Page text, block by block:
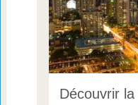
Découvrir